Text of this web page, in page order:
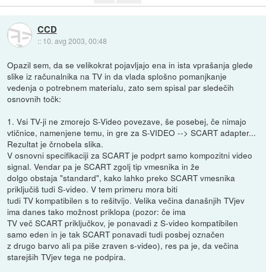
CCD
:: 10. avg 2003, 00:48
Opazil sem, da se velikokrat pojavljajo ena in ista vprašanja glede
slike iz računalnika na TV in da vlada splošno pomanjkanje
vedenja o potrebnem materialu, zato sem spisal par sledečih
osnovnih točk:
1. Vsi TV-ji ne zmorejo S-Video povezave, še posebej, če nimajo
vtičnice, namenjene temu, in gre za S-VIDEO --> SCART adapter...
Rezultat je črnobela slika.
V osnovni specifikaciji za SCART je podprt samo kompozitni video
signal. Vendar pa je SCART zgolj tip vmesnika in že
dolgo obstaja "standard", kako lahko preko SCART vmesnika
priključiš tudi S-video. V tem primeru mora biti
tudi TV kompatibilen s to rešitvijo. Velika večina današnjih TVjev
ima danes tako možnost priklopa (pozor: če ima
TV več SCART priključkov, je ponavadi z S-video kompatibilen
samo eden in je tak SCART ponavadi tudi posbej označen
z drugo barvo ali pa piše zraven s-video), res pa je, da večina
starejših TVjev tega ne podpira.